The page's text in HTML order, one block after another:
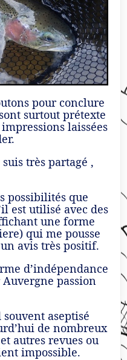
pour conclure
surtout prétexte
laissées
très partagé ,
possibilités que
est utilisé avec des
une forme
qui me pousse
avis très positif.
d’indépendance
passion
aseptisé
de nombreux
autres revues ou
impossible.